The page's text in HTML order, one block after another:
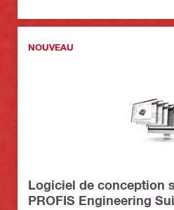
NOUVEAU
Logiciel de conception
PROFIS Engineering